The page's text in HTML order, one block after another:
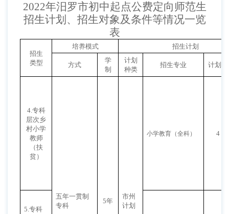
2022年汨罗市初中起点公费定向师范生
招生计划、招生对象及条件等情况一览
表
招生
类型
培养模式 招生计划
方式
学
制
计划
种类
招生专业 计划数
4.专科
层次乡
村小学
教师
（扶
贫）
五年一贯制
专科
5年
市州
计划
小学教育（全科） 4
5.专科